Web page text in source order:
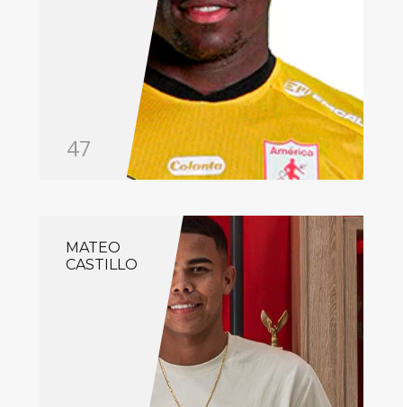
47
MATEO
CASTILLO